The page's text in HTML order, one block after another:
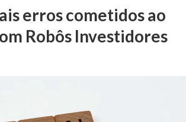
erros cometidos ao
Robôs Investidores